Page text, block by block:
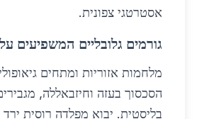
אסטרטגי צפונית.
גורמים גלובליים המשפיעים
מלחמות אזוריות ומתחים
הסכסוך בעזה וחיזבאללה,